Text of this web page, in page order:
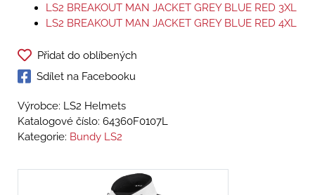
LS2 BREAKOUT MAN JACKET GREY BLUE RED 3XL
LS2 BREAKOUT MAN JACKET GREY BLUE RED 4XL
Přidat do oblíbených
Sdílet na Facebooku
Výrobce: LS2 Helmets
Katalogové číslo: 64360F0107L
Kategorie: Bundy LS2